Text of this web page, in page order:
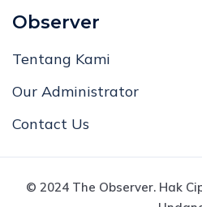
Observer
Tentang Kami
Our Administrator
Contact Us
© 2024 The Observer. Hak